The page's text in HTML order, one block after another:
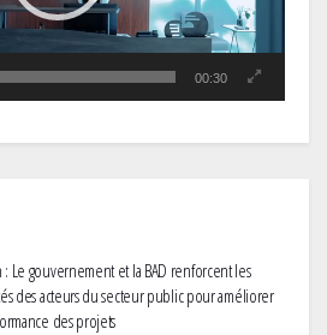
00:30
: Le gouvernement et la BAD renforcent les
des acteurs du secteur public pour améliorer
des projets